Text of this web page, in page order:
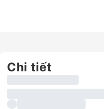
Chi tiết